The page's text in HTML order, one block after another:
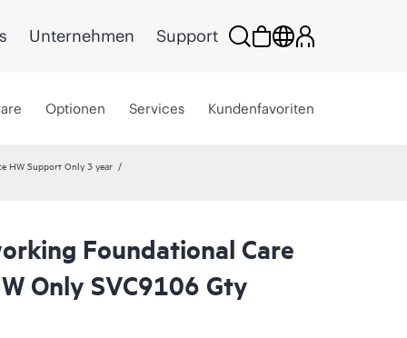
Unternehmen Support
Optionen Services Kundenfavoriten
HW Support Only 3 year
Foundational Care
Only SVC9106 Gty